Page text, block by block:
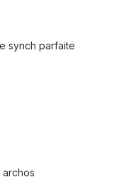
synch parfaite